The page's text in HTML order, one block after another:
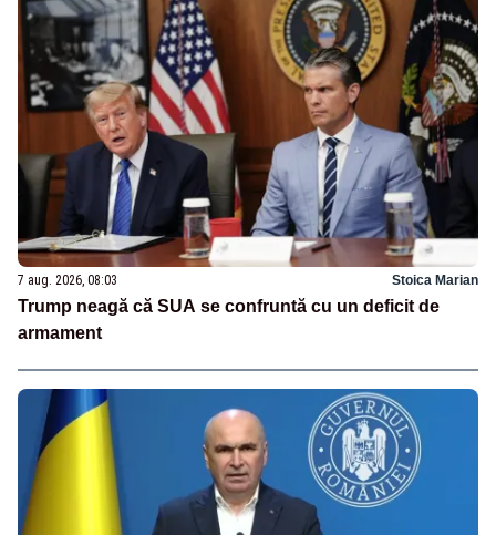
7 aug. 2026, 08:03 Stoica Marian
Trump neagă că SUA se confruntă cu un deficit de
armament